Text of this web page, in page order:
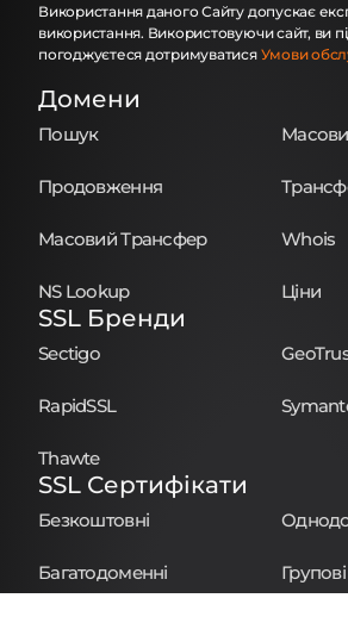
Використання даного Сайту допускає
використання. Використовуючи сайт, ви
погоджуєтеся дотримуватися Умови
Домени
Пошук
Продовження
Масовий Трансфер Whois
NS Lookup Ціни
SSL Бренди
Sectigo
RapidSSL
Thawte
SSL Сертифікати
Безкоштовні
Багатодоменні Групові